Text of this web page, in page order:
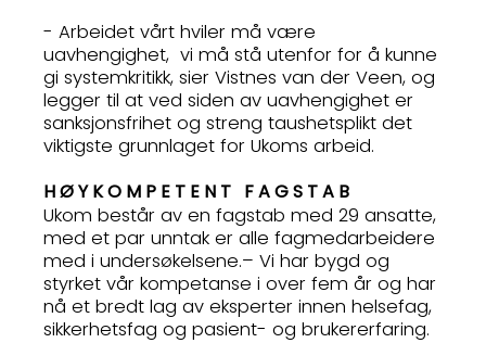
- Arbeidet vårt hviler må være
uavhengighet, vi må stå utenfor for å kunne
gi systemkritikk, sier Vistnes van der Veen, og
legger til at ved siden av uavhengighet er
sanksjonsfrihet og streng taushetsplikt det
viktigste grunnlaget for Ukoms arbeid.
HØYKOMPETENT FAGSTAB
Ukom består av en fagstab med 29 ansatte,
med et par unntak er alle fagmedarbeidere
med i undersøkelsene.– Vi har bygd og
styrket vår kompetanse i over fem år og har
nå et bredt lag av eksperter innen helsefag,
sikkerhetsfag og pasient- og brukererfaring.